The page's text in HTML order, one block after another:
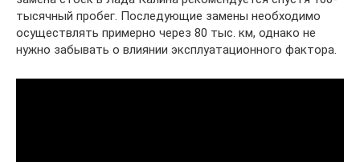
тысячный пробег. Последующие замены необходимо
осуществлять примерно через 80 тыс. км, однако не
нужно забывать о влиянии эксплуатационного фактора.